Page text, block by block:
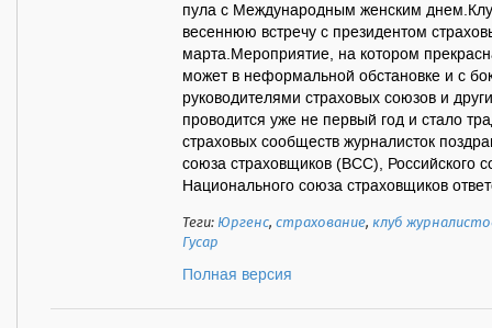
пула с Международным женским
весеннюю встречу с президентом
марта.Мероприятие, на котором
может в неформальной обстановке и с
руководителями страховых союзов и
проводится уже не первый год и стало
страховых сообществ журналисток
союза страховщиков (ВСС), Российского
Национального союза страховщиков
Теги:Юргенс,страхование,клуб
Гусар
Полная версия